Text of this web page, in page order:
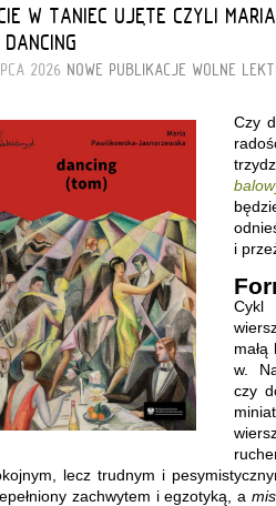
W TANIEC UJĘTE CZYLI
2026 NOWE PUBLIKACJE WOLNE
Czy
i
Cykl
w.
czy
lecz trudnym i
zachwytem i egzotyką, a